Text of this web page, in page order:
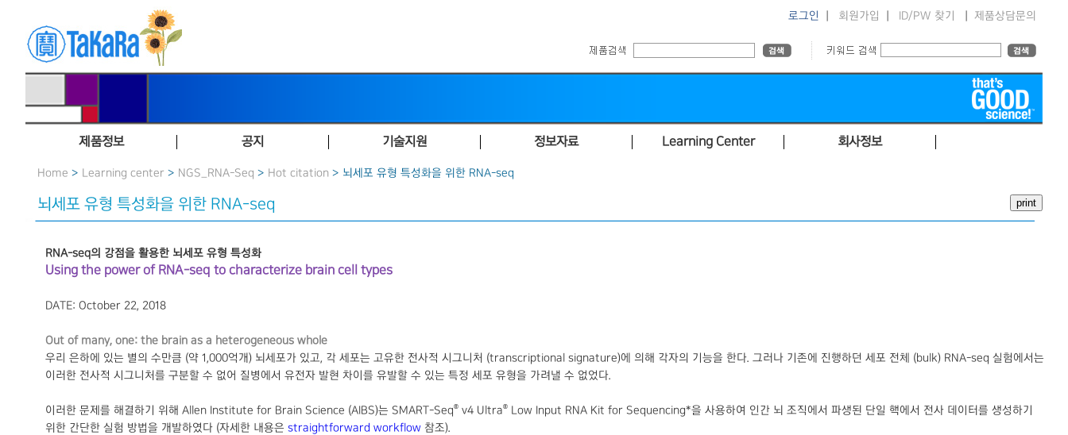
로그인 회원가입 ID/PW 찾기 제품상담문의
제품정보 공지 기술지원 정보자료 Learning Center 회사정보
Home > Learning center > NGS_RNA-Seq > Hot citation > 뇌세포 유형 특성화을 위한 RNA-seq
뇌세포 유형 특성화을 위한 RNA-seq
RNA-seq의 강점을 활용한 뇌세포 유형 특성화
Using the power of RNA-seq to characterize brain cell types
DATE: October 22, 2018
Out of many, one: the brain as a heterogeneous whole
우리 은하에 있는 별의 수만큼 (약 1,000억개) 뇌세포가 있고, 각 세포는 고유한 전사적 시그니처 (transcriptional signature)에 의해 각자의 기능을 한다. 그러나 기존에 진행하던 세포 전체 (bulk) RNA-seq 실험에서는
이러한 전사적 시그니처를 구분할 수 없어 질병에서 유전자 발현 차이를 유발할 수 있는 특정 세포 유형을 가려낼 수 없었다.
이러한 문제를 해결하기 위해 Allen Institute for Brain Science (AIBS)는 SMART-Seq® v4 Ultra® Low Input RNA Kit for Sequencing*을 사용하여 인간 뇌 조직에서 파생된 단일 핵에서 전사 데이터를 생성하기
위한 간단한 실험 방법을 개발하였다 (자세한 내용은 straightforward workflow 참조).